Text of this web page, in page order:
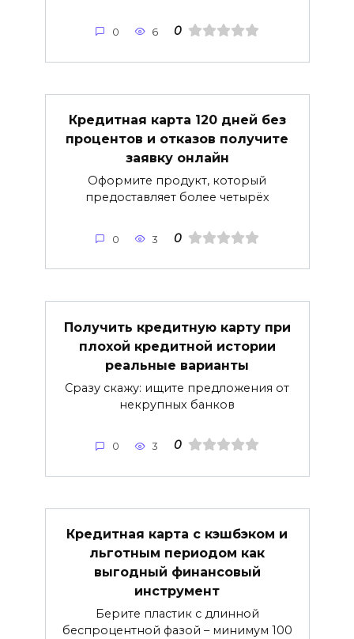
0 6 0
Кредитная карта 120 дней без
процентов и отказов получите
заявку онлайн
Оформите продукт, который
предоставляет более четырёх
0 3 0
Получить кредитную карту при
плохой кредитной истории
реальные варианты
Сразу скажу: ищите предложения от
некрупных банков
0 3 0
Кредитная карта с кэшбэком и
льготным периодом как
выгодный финансовый
инструмент
Берите пластик с длинной
беспроцентной фазой – минимум 100